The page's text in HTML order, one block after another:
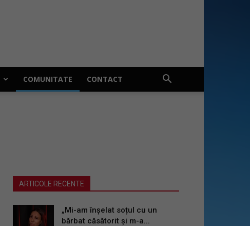
COMUNITATE CONTACT
ARTICOLE RECENTE
„Mi-am înșelat soțul cu un
bărbat căsătorit și m-a...